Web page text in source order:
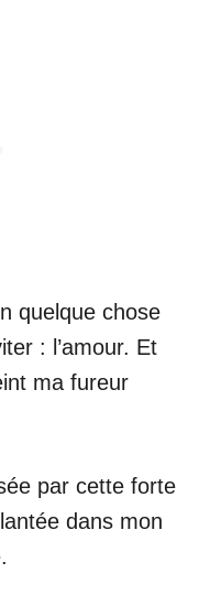
quelque chose
: l’amour. Et
ma fureur
par cette forte
dans mon